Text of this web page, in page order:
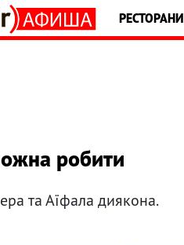
РЕСТОРАНИ
робити
та Аїфала диякона.